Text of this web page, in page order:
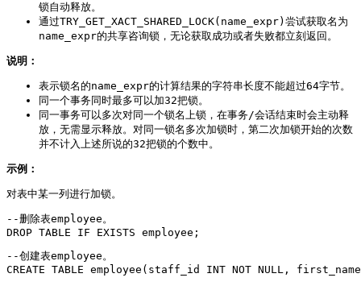
锁自动释放。
通过TRY_GET_XACT_SHARED_LOCK(name_expr)尝试获取名为
name_expr的共享咨询锁，无论获取成功或者失败都立刻返回。
说明：
表示锁名的name_expr的计算结果的字符串长度不能超过64字节。
同一个事务同时最多可以加32把锁。
同一事务可以多次对同一个锁名上锁，在事务/会话结束时会主动释
放，无需显示释放。对同一锁名多次加锁时，第二次加锁开始的次数
并不计入上述所说的32把锁的个数中。
示例：
对表中某一列进行加锁。
--删除表employee。
DROP TABLE IF EXISTS employee;
--创建表employee。
CREATE TABLE employee(staff_id INT NOT NULL, first_name